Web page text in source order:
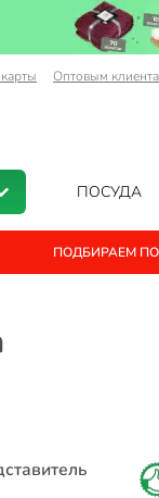
Оптовым
ПОСУДА
ПОДБИРАЕМ